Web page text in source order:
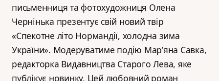
письменниця та фотохудожниця Олена
Чернінька презентує свій новий твір
«Спекотне літо Нормандії, холодна зима
України». Модеруватиме подію Мар’яна Савка,
редакторка Видавництва Старого Лева, яке
публікує новинку. Цей любовний роман